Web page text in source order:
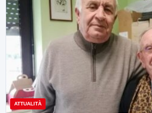
ATTUALITÀ